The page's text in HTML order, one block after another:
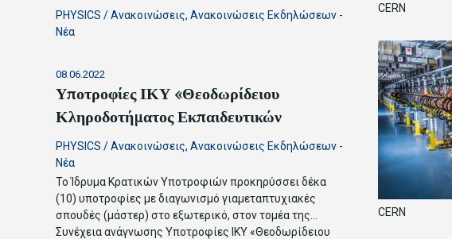
PHYSICS /Ανακοινώσεις,Ανακοινώσεις Εκδηλώσεων -
Νέα
08.06.2022
Υποτροφίες ΙΚΥ «Θεοδωρίδειου
Κληροδοτήματος Εκπαιδευτικών
PHYSICS /Ανακοινώσεις,Ανακοινώσεις Εκδηλώσεων -
Νέα
Το Ίδρυμα Κρατικών Υποτροφιών προκηρύσσει δέκα
(10) υποτροφίες με διαγωνισμό γιαμεταπτυχιακές
σπουδές (μάστερ) στο εξωτερικό, στον τομέα της…
Συνέχεια ανάγνωσης Υποτροφίες ΙΚΥ «Θεοδωρίδειου
CERN
CERN